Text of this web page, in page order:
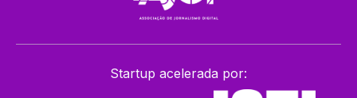
Startup acelerada por: